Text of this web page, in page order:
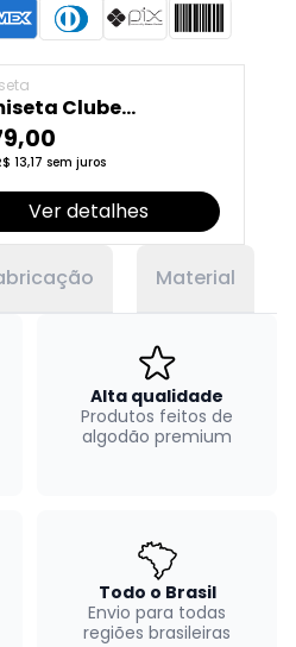
Clube
13,17 sem juros
Ver detalhes
Material
Alta qualidade
Produtos feitos de
algodão premium
Todo o Brasil
Envio para todas
regiões brasileiras